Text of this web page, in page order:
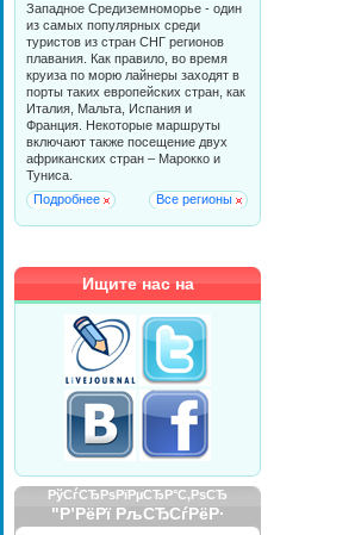
Западное Средиземноморье - один
из самых популярных среди
туристов из стран СНГ регионов
плавания. Как правило, во время
круиза по морю лайнеры заходят в
порты таких европейских стран, как
Италия, Мальта, Испания и
Франция. Некоторые маршруты
включают также посещение двух
африканских стран – Марокко и
Туниса.
Подробнее
Все регионы
Ищите нас на
РўСѓСЂРѕРїРµСЂР°С‚РѕСЂ
"Р’РёРї РљСЂСѓРёР·